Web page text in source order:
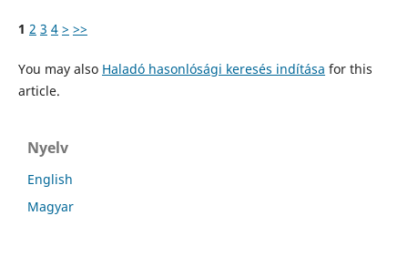
1 2 3 4 > >>
You may also Haladó hasonlósági keresés indítása for this
article.
Nyelv
English
Magyar